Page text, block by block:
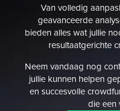
Van volledig
geavanceerde
bieden alles wat jullie
resultaatgerichte
Neem vandaag nog
jullie kunnen helpen
en succesvolle
die een